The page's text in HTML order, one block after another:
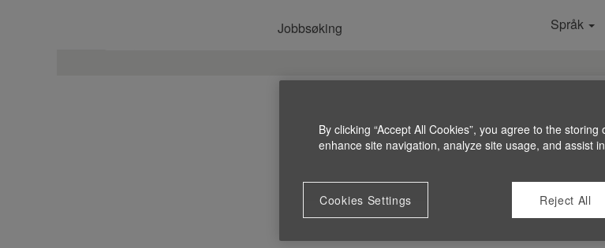
Jobbsøking Språk
By clicking “Accept All Cookies”, you agree to the
enhance site navigation, analyze site usage, and assist
Cookies Settings Reject All